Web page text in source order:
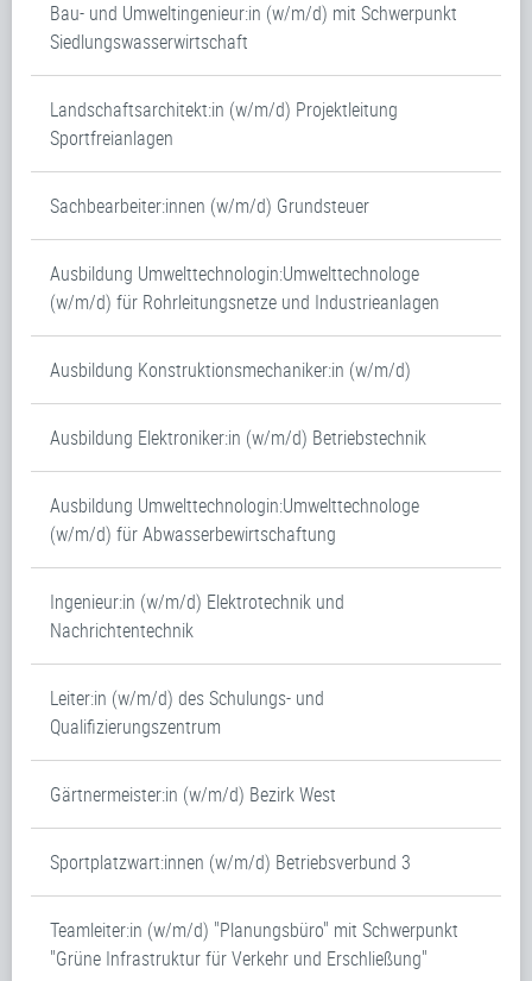
Bau- und Umweltingenieur:in (w/m/d) mit Schwerpunkt
Siedlungswasserwirtschaft
Landschaftsarchitekt:in (w/m/d) Projektleitung
Sportfreianlagen
Sachbearbeiter:innen (w/m/d) Grundsteuer
Ausbildung Umwelttechnologin:Umwelttechnologe
(w/m/d) für Rohrleitungsnetze und Industrieanlagen
Ausbildung Konstruktionsmechaniker:in (w/m/d)
Ausbildung Elektroniker:in (w/m/d) Betriebstechnik
Ausbildung Umwelttechnologin:Umwelttechnologe
(w/m/d) für Abwasserbewirtschaftung
Ingenieur:in (w/m/d) Elektrotechnik und
Nachrichtentechnik
Leiter:in (w/m/d) des Schulungs- und
Qualifizierungszentrum
Gärtnermeister:in (w/m/d) Bezirk West
Sportplatzwart:innen (w/m/d) Betriebsverbund 3
Teamleiter:in (w/m/d) "Planungsbüro" mit Schwerpunkt
"Grüne Infrastruktur für Verkehr und Erschließung"